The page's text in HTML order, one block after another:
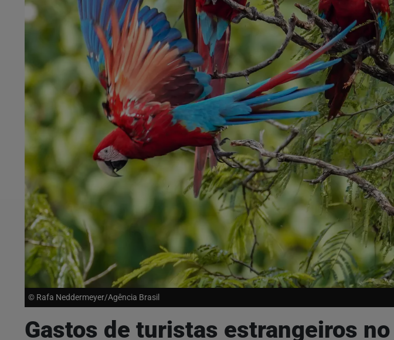
© Rafa Neddermeyer/Agência Brasil
Gastos de turistas estrangeiros